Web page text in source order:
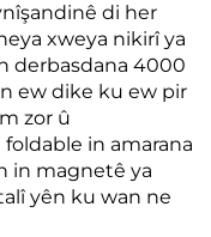
di her
xweya nikirî ya
derbasdana 4000
ew dike ku ew pir
zor û
in amarana
in magnetê ya
yên ku wan ne